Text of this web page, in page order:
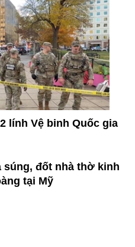
lính Vệ binh Quốc gia
súng, đốt nhà thờ kinh
tại Mỹ